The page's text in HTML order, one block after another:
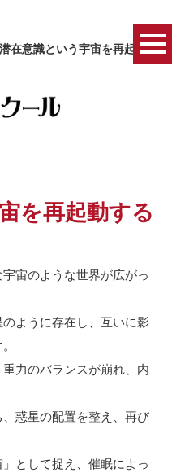
潜在意識という宇宙を再起動す
を再起動する
宙のような世界が広がっ
ように存在し、互いに影
力のバランスが崩れ、内
惑星の配置を整え、再び
として捉え、催眠によっ